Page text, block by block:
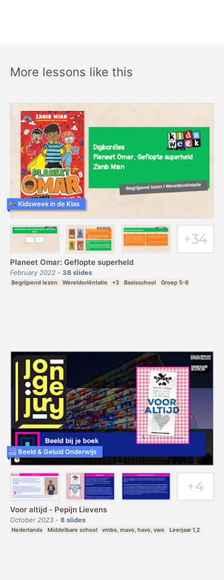
More lessons like this
Planeet Omar: Geflopte superheld
February 2022 - 38 slides
Begrijpend lezen Wereldoriëntatie +3 Basisschool Groep 5-8
Kidsweek in de Klas
Voor altijd - Pepijn Lievens
October 2023 - 8 slides
Nederlands Middelbare school vmbo, mavo, havo, vwo Leerjaar 1,2
Beeld & Geluid Onderwijs